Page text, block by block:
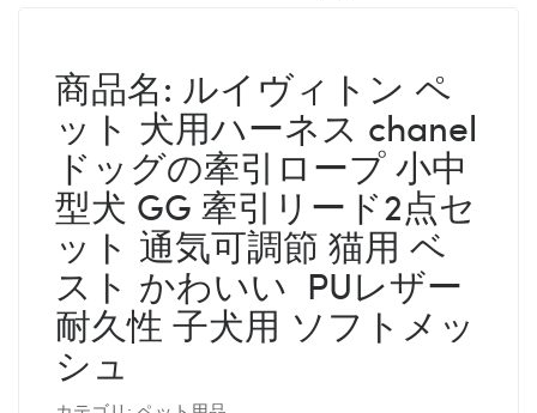
商品名: ルイヴィトン ペ
ット 犬用ハーネス chanel
ドッグの牽引ロープ 小中
型犬 GG 牽引リード2点セ
ット 通気可調節 猫用 ベ
スト かわいい PUレザー
耐久性 子犬用 ソフトメッ
シュ